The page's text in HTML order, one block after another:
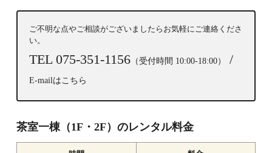
ご不明な点やご相談がございましたらお気軽にご連絡くださ
い。
TEL 075-351-1156 （受付時間 10:00-18:00） /
E-mailはこちら
茶室一棟（1F・2F）のレンタル料金